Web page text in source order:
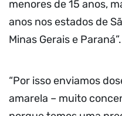
menores de 15 anos,
anos nos estados de
Minas Gerais e Paraná”.
“Por isso enviamos
amarela – muito